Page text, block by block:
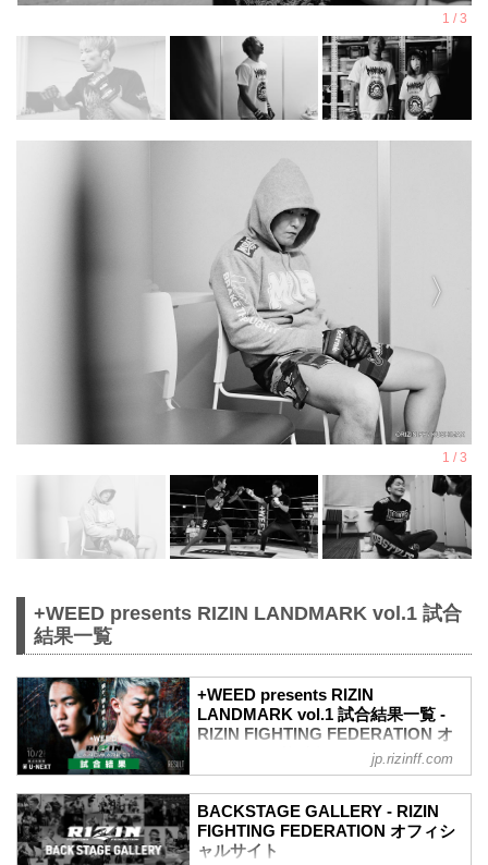
+WEED presents RIZIN LANDMARK vol.1 試合
結果一覧
+WEED presents RIZIN
LANDMARK vol.1 試合結果一覧 -
RIZIN FIGHTING FEDERATION オ
来 vs. 萩原京平
RIZIN MMAルール：5分 3R（68.0kg）
（WIN）朝倉未来 vs. 萩原京平（LOSE）
jp.rizinff.com
BACKSTAGE GALLERY - RIZIN
FIGHTING FEDERATION オフィシ
ャルサイト